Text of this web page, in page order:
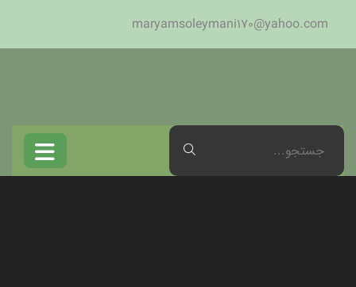
maryamsoleymani170@yahoo.com